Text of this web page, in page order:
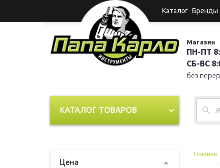
Каталог Бренды
Магазин
ПН-ПТ
СБ-ВС
без
КАТАЛОГ ТОВАРОВ
Цена
Главная